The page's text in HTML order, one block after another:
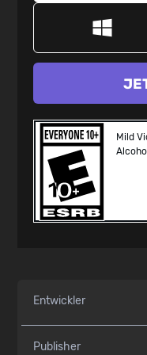
Mild
Entwickler
Publisher